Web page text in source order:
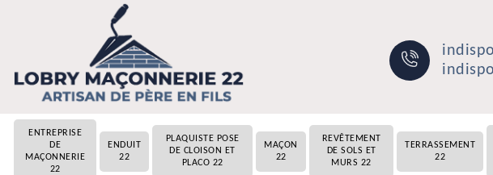
ENTREPRISE
DE
MAÇONNERIE
22
ENDUIT
22
PLAQUISTE POSE
DE CLOISON ET
PLACO 22
MAÇON
22
REVÊTEMENT
DE SOLS ET
MURS 22
TERRASSEMENT
22